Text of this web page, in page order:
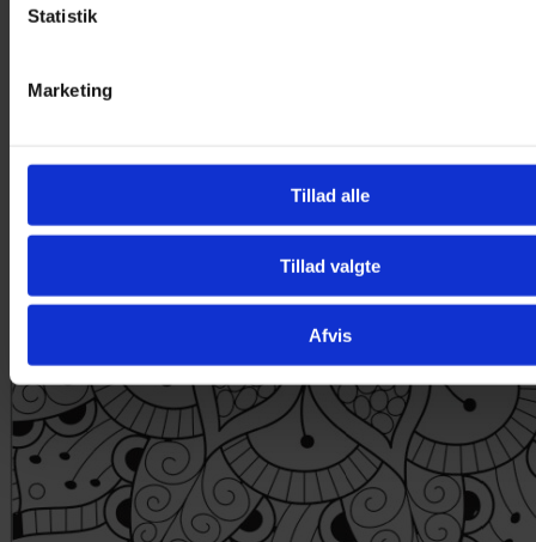
Statistik
Marketing
Tillad alle
Tillad valgte
Afvis